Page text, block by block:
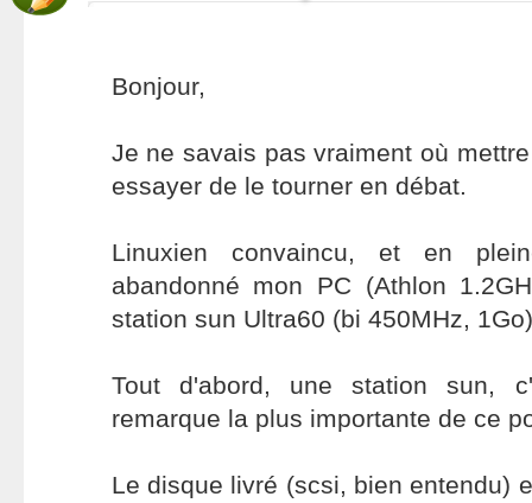
Bonjour,
Je ne savais pas vraiment où
essayer de le tourner en débat.
Linuxien convaincu, et en
abandonné mon PC (Athlon
station sun Ultra60 (bi 450MHz,
Tout d'abord, une station sun,
remarque la plus importante de ce
Le disque livré (scsi, bien entendu)